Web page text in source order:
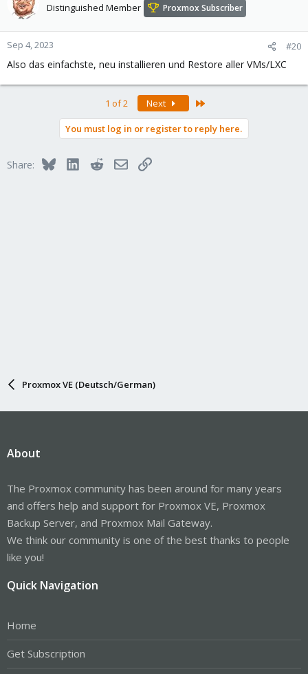
Distinguished Member Proxmox Subscriber
Sep 4, 2023 #20
Also das einfachste, neu installieren und Restore aller VMs/LXC
1 of 2 Next
You must log in or register to reply here.
Share: BlueskyLinkedInRedditEmailLink
Proxmox VE (Deutsch/German)
About
The Proxmox community has been around for many years
and offers help and support for Proxmox VE, Proxmox
Backup Server, and Proxmox Mail Gateway.
We think our community is one of the best thanks to people
like you!
Quick Navigation
Home
Get Subscription